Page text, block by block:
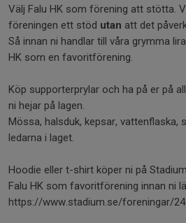
Välj Falu HK som förening att stötta.
föreningen ett stöd utan att det
Så innan ni handlar till våra grymma
HK som en favoritförening.
Köp supporterprylar och ha på er på
ni hejar på lagen.
Mössa, halsduk, kepsar, vattenflaska,
ledarna i laget.
Hoodie eller t-shirt köper ni på
Falu HK som favoritförening innan ni
https://www.stadium.se/foreningar/